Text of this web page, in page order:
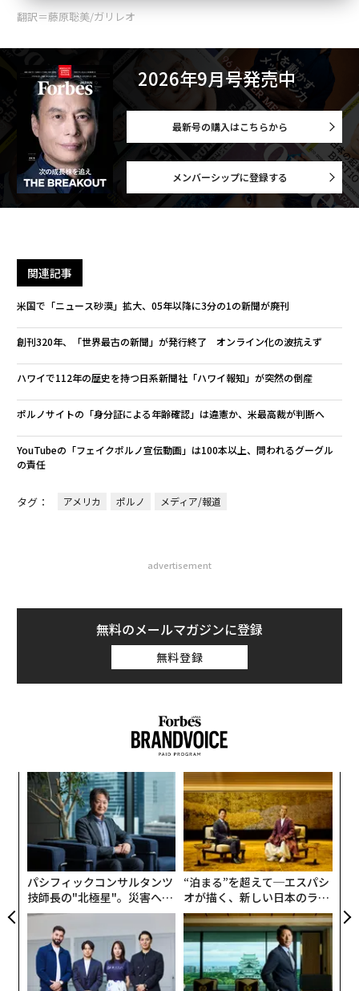
翻訳＝藤原聡美/ガリレオ
2026年9月号発売中
最新号の購入はこちらから
メンバーシップに登録する
関連記事
米国で「ニュース砂漠」拡大、05年以降に3分の1の新聞が廃刊
創刊320年、「世界最古の新聞」が発行終了 オンライン化の波抗えず
ハワイで112年の歴史を持つ日系新聞社「ハワイ報知」が突然の倒産
ポルノサイトの「身分証による年齢確認」は違憲か、米最高裁が判断へ
YouTubeの「フェイクポルノ宣伝動画」は100本以上、問われるグーグル
の責任
タグ： アメリカ ポルノ メディア/報道
advertisement
無料のメールマガジンに登録
無料登録
パシフィックコンサルタンツ
技師長の"北極星"。災害への
無力感を乗り越え見つけた、
防災一筋20年の答え
“泊まる”を超えて─エスパシ
オが描く、新しい日本のラグ
ジュアリー（中編）